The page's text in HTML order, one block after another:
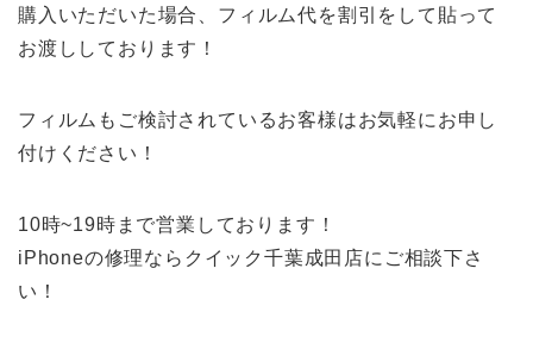
購入いただいた場合、フィルム代を割引をして貼って
お渡ししております！
フィルムもご検討されているお客様はお気軽にお申し
付けください！
10時~19時まで営業しております！
iPhoneの修理ならクイック千葉成田店にご相談下さ
い！